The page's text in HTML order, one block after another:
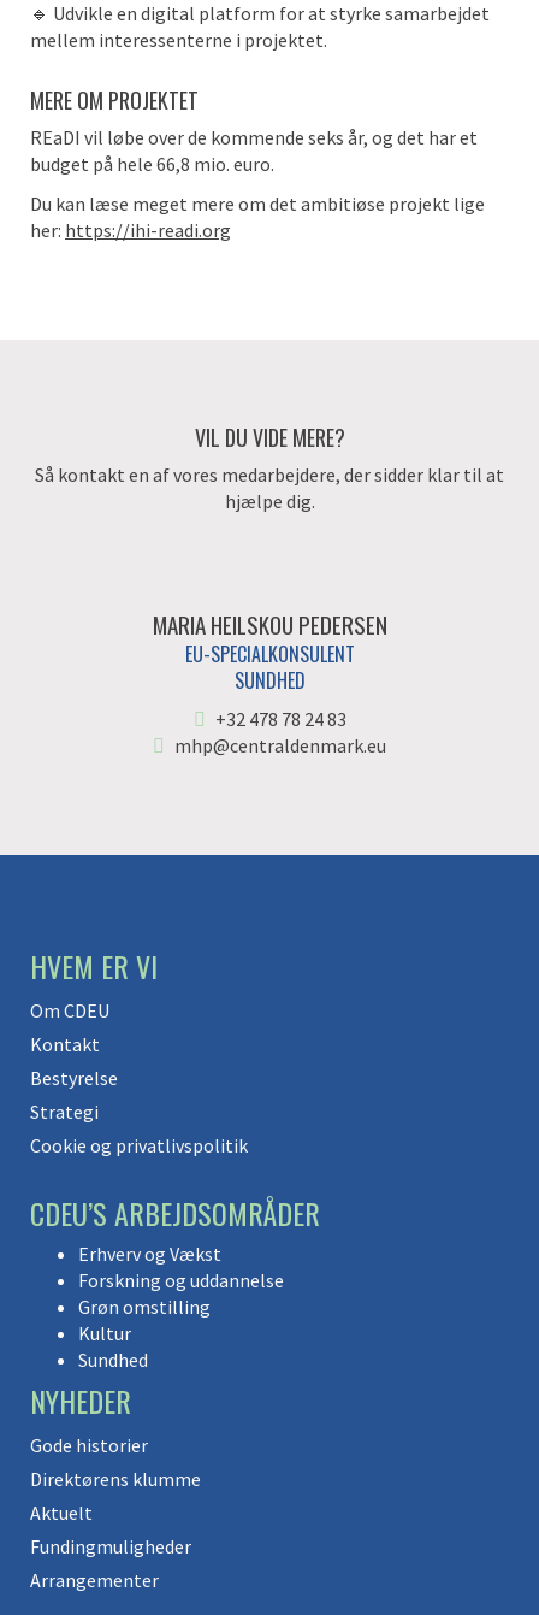
🔹 Udvikle en digital platform for at styrke samarbejdet
mellem interessenterne i projektet.
MERE OM PROJEKTET
REaDI vil løbe over de kommende seks år, og det har et
budget på hele 66,8 mio. euro.
Du kan læse meget mere om det ambitiøse projekt lige
her: https://ihi-readi.org
VIL DU VIDE MERE?
Så kontakt en af vores medarbejdere, der sidder klar til at
hjælpe dig.
MARIA HEILSKOU PEDERSEN
EU-SPECIALKONSULENT
SUNDHED
+32 478 78 24 83
mhp@centraldenmark.eu
HVEM ER VI
Om CDEU
Kontakt
Bestyrelse
Strategi
Cookie og privatlivspolitik
CDEU’S ARBEJDSOMRÅDER
Erhverv og Vækst
Forskning og uddannelse
Grøn omstilling
Kultur
Sundhed
NYHEDER
Gode historier
Direktørens klumme
Aktuelt
Fundingmuligheder
Arrangementer